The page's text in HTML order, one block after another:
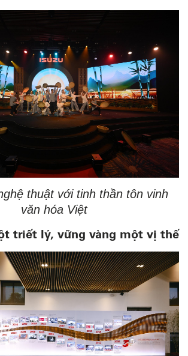
thuật với tinh thần tôn vinh
văn hóa Việt
triết lý, vững vàng một vị thế